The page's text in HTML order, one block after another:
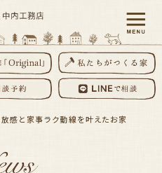
感と家事ラク動線を叶えたお家